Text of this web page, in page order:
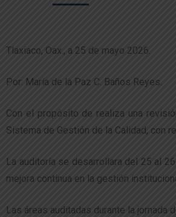
Tlaxiaco, Oax., a 25 de mayo 2026.
Por: María de la Paz C. Baños Reyes.
Con el propósito de realiza una
Sistema de Gestión de la Calidad, con
La auditoría se desarrollara del 25 al
mejora continua en la gestión
Las áreas auditadas durante la jornada